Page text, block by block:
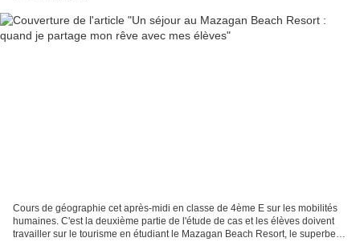
Cours de géographie cet après-midi en classe de 4ème E sur les mobilités
humaines. C'est la deuxième partie de l'étude de cas et les élèves doivent
travailler sur le tourisme en étudiant le Mazagan Beach Resort, le superbe